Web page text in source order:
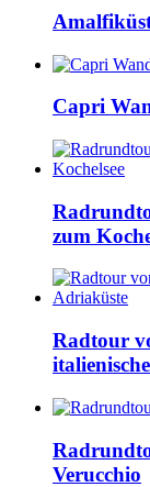
Capri
zum
Radtour
Verucchio